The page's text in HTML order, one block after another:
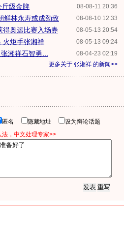
08-08-11 20:36
斤级金牌
08-08-10 12:33
鲜林永寿或成劲敌
08-05-13 20:54
得奥运比赛入场券
08-05-13 09:24
火炬手张湘祥
08-04-23 02:19
湘祥石智勇...
更多关于 张湘祥 的新闻>>
匿名 隐藏地址
设为辩论话题
，中文处理专家>>